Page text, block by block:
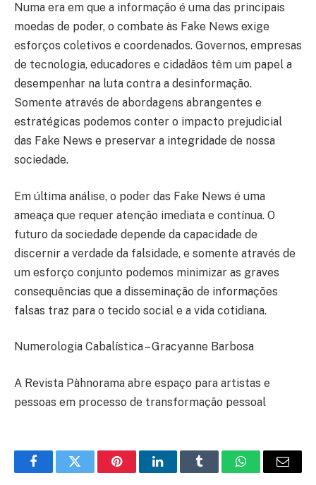
Numa era em que a informação é uma das principais
moedas de poder, o combate às Fake News exige
esforços coletivos e coordenados. Governos, empresas
de tecnologia, educadores e cidadãos têm um papel a
desempenhar na luta contra a desinformação.
Somente através de abordagens abrangentes e
estratégicas podemos conter o impacto prejudicial
das Fake News e preservar a integridade de nossa
sociedade.
Em última análise, o poder das Fake News é uma
ameaça que requer atenção imediata e contínua. O
futuro da sociedade depende da capacidade de
discernir a verdade da falsidade, e somente através de
um esforço conjunto podemos minimizar as graves
consequências que a disseminação de informações
falsas traz para o tecido social e a vida cotidiana.
Numerologia Cabalística – Gracyanne Barbosa
A Revista Pàhnorama abre espaço para artistas e
pessoas em processo de transformação pessoal
FacebookTwitter PinterestLinkedInTumblr WhatsApp
E-